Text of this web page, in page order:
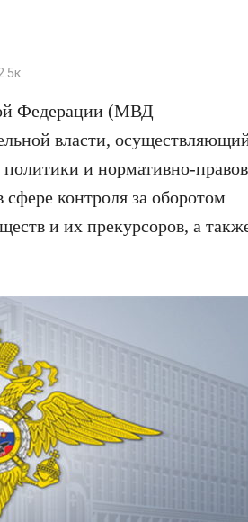
Федерации (МВД
власти,
и нормативно-
контроля за оборотом
и их прекурсоров, а